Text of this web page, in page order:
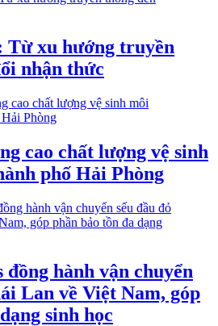
Từ xu hướng truyền
nhận thức
cao chất lượng vệ sinh
phố Hải Phòng
hành vận chuyển
Lan về Việt Nam, góp
sinh học